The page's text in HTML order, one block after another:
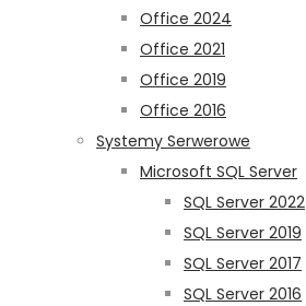
Office 2024
Office 2021
Office 2019
Office 2016
Systemy Serwerowe
Microsoft SQL Server
SQL Server 2022
SQL Server 2019
SQL Server 2017
SQL Server 2016